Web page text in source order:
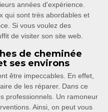
années d'expérience.
qui sont très abordables et
Si vous voulez des
de visiter son site web.
de cheminée
ses environs
être impeccables. En effet,
de les réparer. Dans ce
professionnels. Un ramoneur
Ainsi, on peut vous